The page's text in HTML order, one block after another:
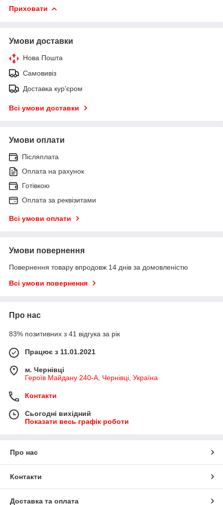
Приховати
Умови доставки
Нова Пошта
Самовивіз
Доставка кур'єром
Всі умови доставки
Умови оплати
Післяплата
Оплата на рахунок
Готівкою
Оплата за реквізитами
Всі умови оплати
Умови повернення
Повернення товару впродовж 14 днів за домовленістю
Всі умови повернення
Про нас
83% позитивних з 41 відгука за рік
Працює з 11.01.2021
м. Чернівці
Героїв Майдану 240-А, Чернівці, Україна
Контакти
Сьогодні вихідний
Показати весь графік роботи
Про нас
Контакти
Доставка та оплата